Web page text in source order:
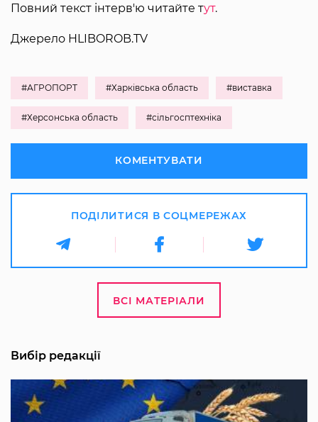
Повний текст інтерв'ю читайте тут.
Джерело HLIBOROB.TV
#АГРОПОРТ #Харківська область #виставка
#Херсонська область #сільгосптехніка
КОМЕНТУВАТИ
ПОДІЛИТИСЯ В СОЦМЕРЕЖАХ
ВСІ МАТЕРІАЛИ
Вибір редакції